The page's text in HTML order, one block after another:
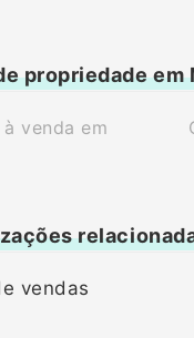
propriedade em
venda em
vendas